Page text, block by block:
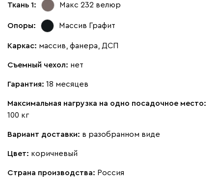
Ткань 1: Макс 232 велюр
Опоры: Массив Графит
Каркас: массив, фанера, ДСП
Съемный чехол: нет
Гарантия: 18 месяцев
Максимальная нагрузка на одно посадочное место:
100 кг
Вариант доставки: в разобранном виде
Цвет: коричневый
Страна производства: Россия